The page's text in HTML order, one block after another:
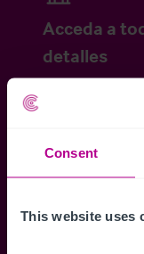
Consent
This website uses
Acceda a
detalles
Acceda a toda
planos, visitas,